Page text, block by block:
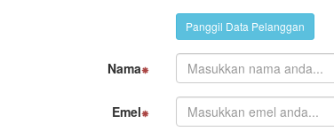
Panggil Data Pelanggan
Nama
Emel